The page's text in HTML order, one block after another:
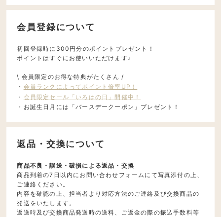
会員登録について
初回登録時に300円分のポイントプレゼント！
ポイントはすぐにお使いいただけます♩
\ 会員限定のお得な特典がたくさん /
・ 会員ランクによってポイント倍率UP！
・ 会員限定セール「いろはの日」開催中！
・お誕生日月には「バースデークーポン」プレゼント！
返品・交換について
商品不良・誤送・破損による返品・交換
商品到着の7日以内にお問い合わせフォームにて写真添付の上、
ご連絡ください。
内容を確認の上、担当者より対応方法のご連絡及び交換商品の
発送をいたします。
返送時及び交換商品発送時の送料、ご返金の際の振込手数料等